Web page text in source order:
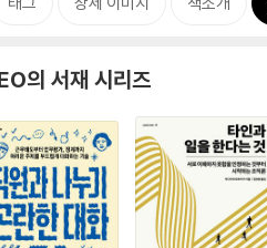
의 서재 시리즈